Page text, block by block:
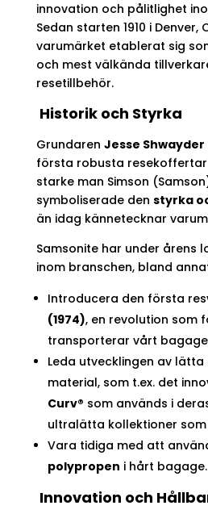
innovation och pålitlighet
Sedan starten 1910 i Denver,
varumärket etablerat sig
och mest välkända
resetillbehör.
Historik och Styrka
Grundaren Jesse Shwayder
första robusta
starke man Simson
symboliserade den styrka
än idag kännetecknar
Samsonite har under årens
inom branschen, bland
Introducera den första
(1974), en revolution som
transporterar vårt
Leda utvecklingen av
material, som t.ex. det
Curv® som används i
ultralätta kollektioner som
Vara tidiga med att
polypropen i hårt bagage.
Innovation och